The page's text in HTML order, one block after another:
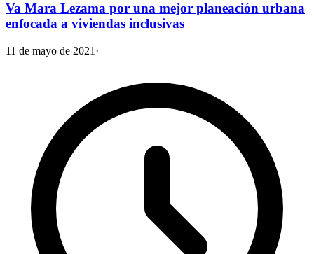
Va Mara Lezama por una mejor planeación urbana
enfocada a viviendas inclusivas
11 de mayo de 2021 ·